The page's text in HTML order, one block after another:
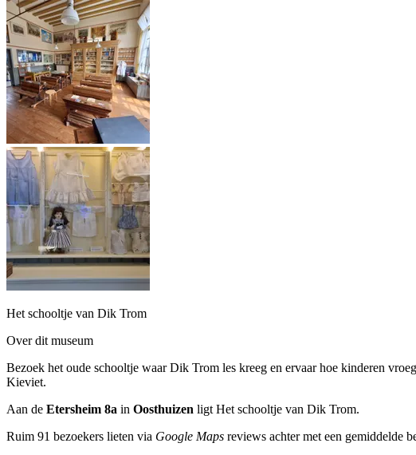
Het schooltje van Dik Trom
Over dit museum
Bezoek het oude schooltje waar Dik Trom les kreeg en ervaar hoe kinderen
Kieviet.
Aan de Etersheim 8a in Oosthuizen ligt Het schooltje van Dik Trom.
Ruim 91 bezoekers lieten via Google Maps reviews achter met een gemiddelde